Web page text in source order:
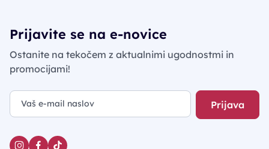
Prijavite se na e-novice
Ostanite na tekočem z aktualnimi ugodnostmi in
promocijami!
Prijava